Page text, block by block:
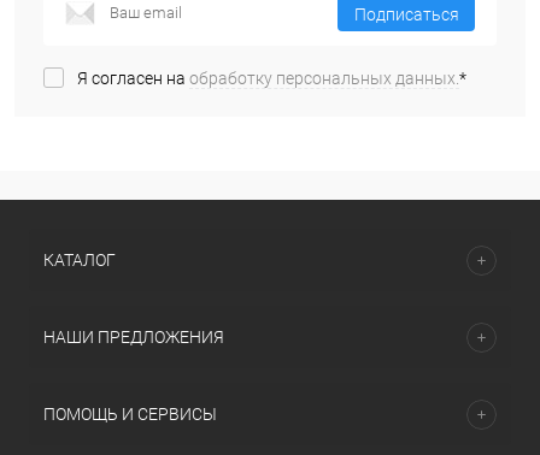
Подписаться
Я согласен на обработку персональных данных.*
КАТАЛОГ
НАШИ ПРЕДЛОЖЕНИЯ
ПОМОЩЬ И СЕРВИСЫ